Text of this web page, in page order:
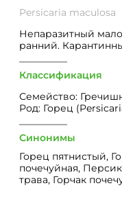
Persicaria maculosa
Непаразитный
ранний.
Классификация
Семейство:
Род: Горец
Синонимы
Горец пятнистый,
почечуйная,
трава, Горчак